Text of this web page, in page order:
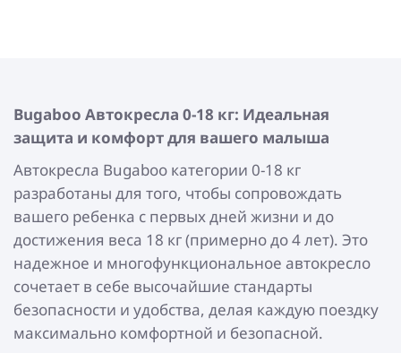
Bugaboo Автокресла 0-18 кг: Идеальная
защита и комфорт для вашего малыша
Автокресла Bugaboo категории 0-18 кг
разработаны для того, чтобы сопровождать
вашего ребенка с первых дней жизни и до
достижения веса 18 кг (примерно до 4 лет). Это
надежное и многофункциональное автокресло
сочетает в себе высочайшие стандарты
безопасности и удобства, делая каждую поездку
максимально комфортной и безопасной.